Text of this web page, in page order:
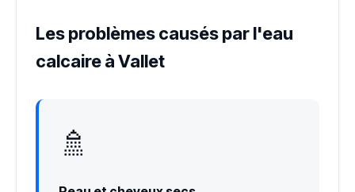
Les problèmes causés par l'eau
calcaire à Vallet
🚿